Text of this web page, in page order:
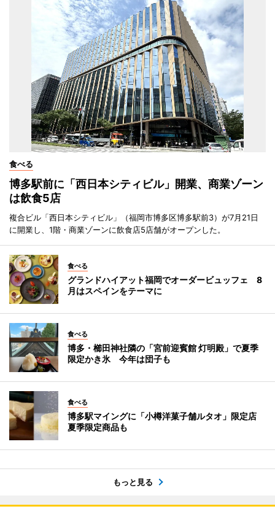
食べる
博多駅前に「西日本シティビル」開業、商業ゾーン
は飲食5店
複合ビル「西日本シティビル」（福岡市博多区博多駅前3）が7月21日
に開業し、1階・商業ゾーンに飲食店5店舗がオープンした。
食べる
グランドハイアット福岡でオーダービュッフェ 8
月はスペインをテーマに
食べる
博多・櫛田神社隣の「宮前迎賓館 灯明殿」で夏季
限定かき氷 今年は団子も
食べる
博多駅マイングに「小樽洋菓子舗ルタオ」限定店
夏季限定商品も
もっと見る